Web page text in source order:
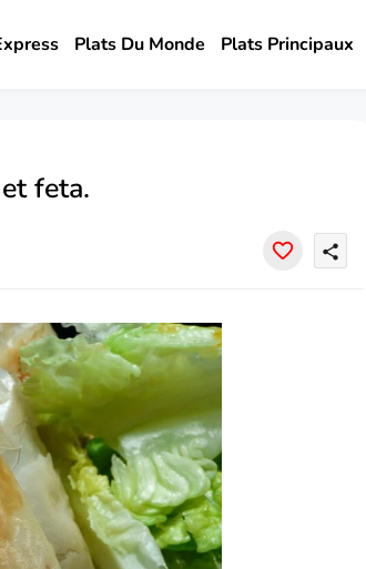
Plats Du Monde Plats Principaux
feta.
share